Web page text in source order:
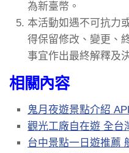
為新臺幣。
本活動如遇不可抗力
得保留修改、變更、
事宜作出最終解釋及
相關內容
鬼月夜遊景點介紹
觀光工廠自在遊 全台
台中景點一日遊推薦